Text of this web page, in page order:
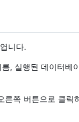
니다.
, 실행된 데이터베
른쪽 버튼으로 클릭